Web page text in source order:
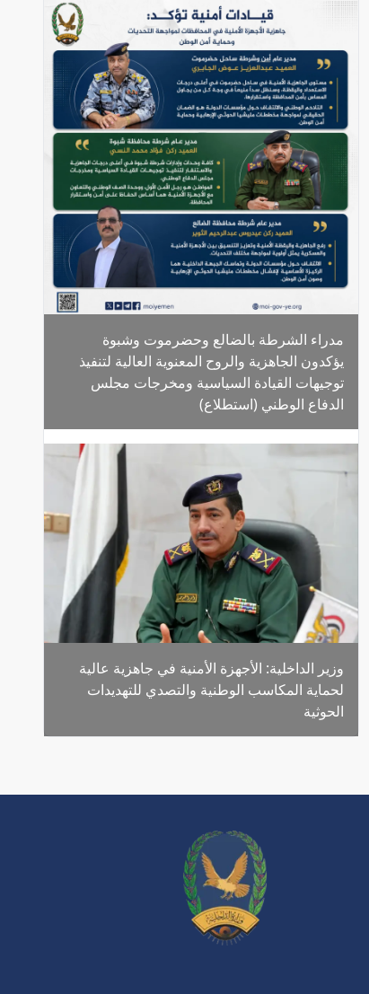
مدراء الشرطة بالضالع وحضرموت وشبوة
يؤكدون الجاهزية والروح المعنوية العالية لتنفيذ
توجيهات القيادة السياسية ومخرجات مجلس
الدفاع الوطني (استطلاع)
وزير الداخلية: الأجهزة الأمنية في جاهزية عالية
لحماية المكاسب الوطنية والتصدي للتهديدات
الحوثية